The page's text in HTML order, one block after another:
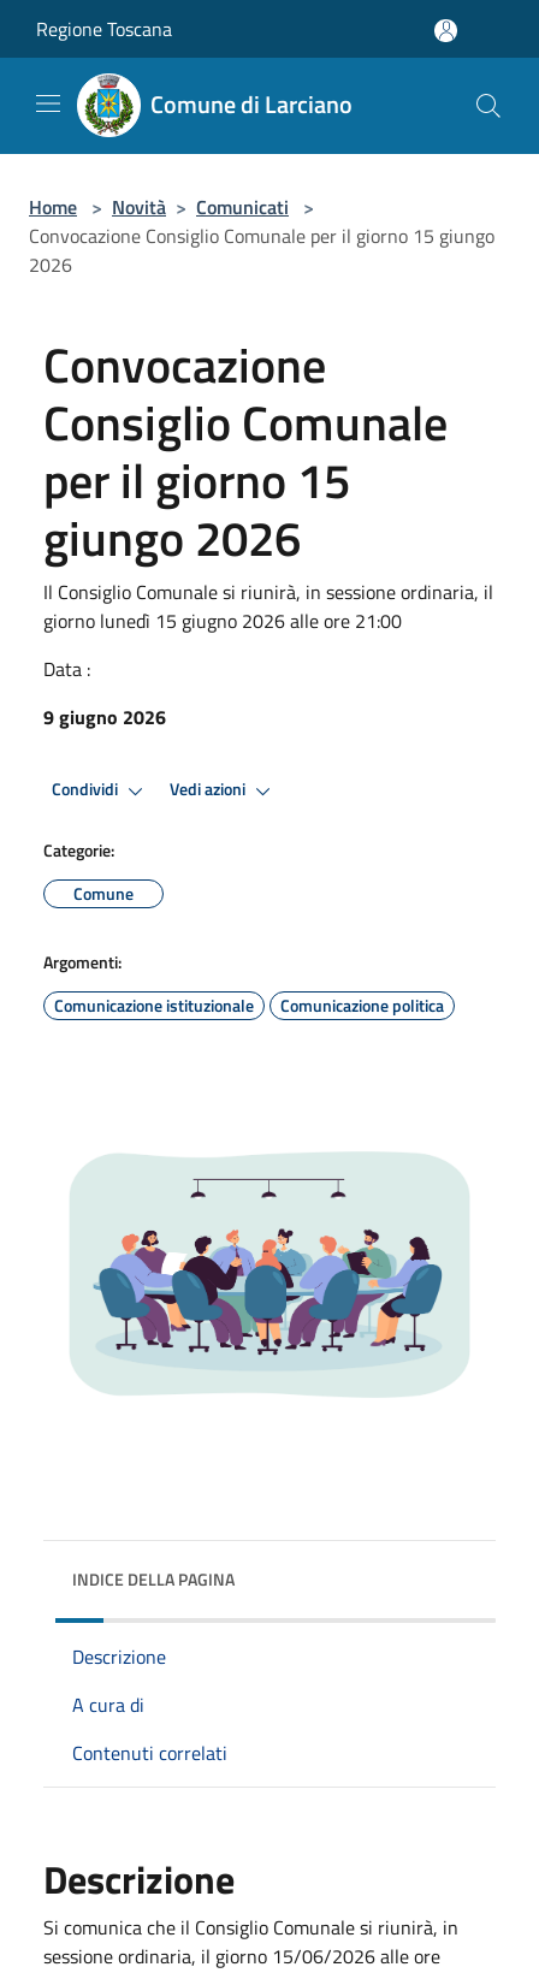
Regione Toscana
Comune di Larciano
Home > Novità > Comunicati >
Convocazione Consiglio Comunale per il giorno 15 giungo
2026
Convocazione
Consiglio Comunale
per il giorno 15
giungo 2026
Il Consiglio Comunale si riunirà, in sessione ordinaria, il
giorno lunedì 15 giugno 2026 alle ore 21:00
Data :
9 giugno 2026
Condividi Vedi azioni
Categorie:
Comune
Argomenti:
Comunicazione istituzionale
Comunicazione politica
INDICE DELLA PAGINA
Descrizione
A cura di
Contenuti correlati
Descrizione
Si comunica che il Consiglio Comunale si riunirà, in
sessione ordinaria, il giorno 15/06/2026 alle ore